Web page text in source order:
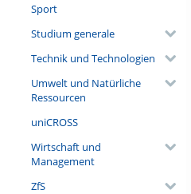
Sport
Studium generale
Technik und Technologien
Umwelt und Natürliche
Ressourcen
uniCROSS
Wirtschaft und
Management
ZfS